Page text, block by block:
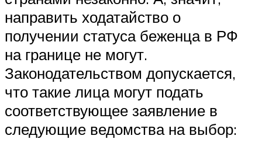
направить ходатайство о
получении статуса беженца в РФ
на границе не могут.
Законодательством допускается,
что такие лица могут подать
соответствующее заявление в
следующие ведомства на выбор: